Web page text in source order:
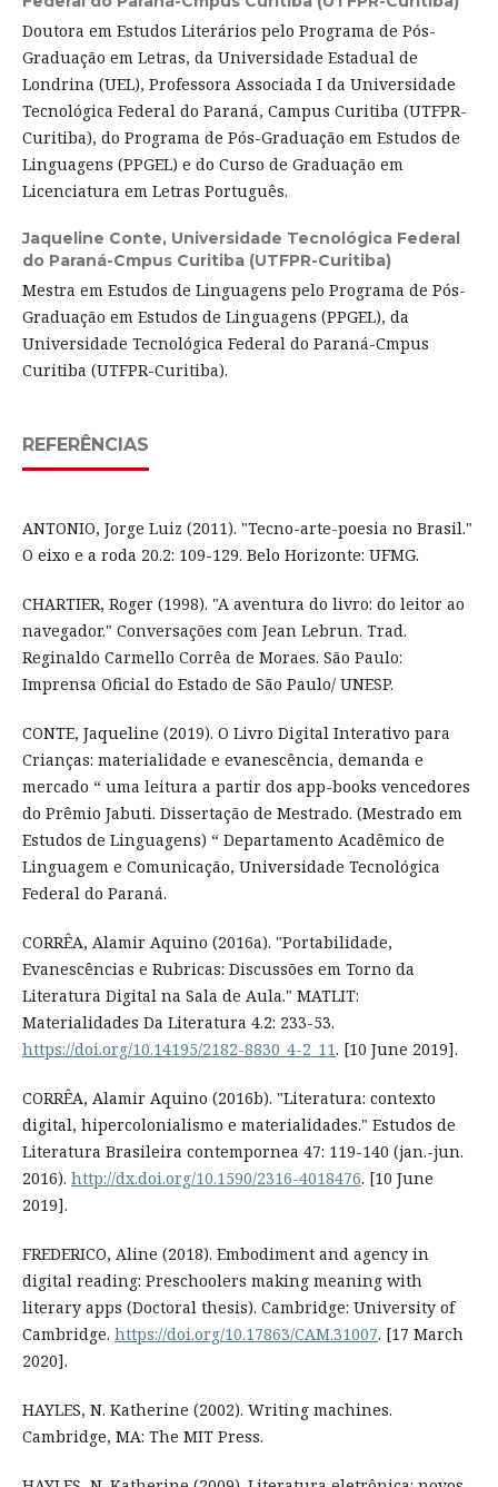
Doutora em Estudos Literários pelo Programa de Pós-
Graduação em Letras, da Universidade Estadual de
Londrina (UEL), Professora Associada I da Universidade
Tecnológica Federal do Paraná, Campus Curitiba (UTFPR-
Curitiba), do Programa de Pós-Graduação em Estudos de
Linguagens (PPGEL) e do Curso de Graduação em
Licenciatura em Letras Português.
Jaqueline Conte, Universidade Tecnológica Federal
do Paraná-Cmpus Curitiba (UTFPR-Curitiba)
Mestra em Estudos de Linguagens pelo Programa de Pós-
Graduação em Estudos de Linguagens (PPGEL), da
Universidade Tecnológica Federal do Paraná-Cmpus
Curitiba (UTFPR-Curitiba).
REFERÊNCIAS
ANTONIO, Jorge Luiz (2011). "Tecno-arte-poesia no Brasil."
O eixo e a roda 20.2: 109-129. Belo Horizonte: UFMG.
CHARTIER, Roger (1998). "A aventura do livro: do leitor ao
navegador." Conversações com Jean Lebrun. Trad.
Reginaldo Carmello Corrêa de Moraes. São Paulo:
Imprensa Oficial do Estado de São Paulo/ UNESP.
CONTE, Jaqueline (2019). O Livro Digital Interativo para
Crianças: materialidade e evanescência, demanda e
mercado “ uma leitura a partir dos app-books vencedores
do Prêmio Jabuti. Dissertação de Mestrado. (Mestrado em
Estudos de Linguagens) “ Departamento Acadêmico de
Linguagem e Comunicação, Universidade Tecnológica
Federal do Paraná.
CORRÊA, Alamir Aquino (2016a). "Portabilidade,
Evanescências e Rubricas: Discussões em Torno da
Literatura Digital na Sala de Aula." MATLIT:
Materialidades Da Literatura 4.2: 233-53.
https://doi.org/10.14195/2182-8830_4-2_11. [10 June 2019].
CORRÊA, Alamir Aquino (2016b). "Literatura: contexto
digital, hipercolonialismo e materialidades." Estudos de
Literatura Brasileira contempornea 47: 119-140 (jan.-jun.
2016). http://dx.doi.org/10.1590/2316-4018476. [10 June
2019].
FREDERICO, Aline (2018). Embodiment and agency in
digital reading: Preschoolers making meaning with
literary apps (Doctoral thesis). Cambridge: University of
Cambridge. https://doi.org/10.17863/CAM.31007. [17 March
2020].
HAYLES, N. Katherine (2002). Writing machines.
Cambridge, MA: The MIT Press.